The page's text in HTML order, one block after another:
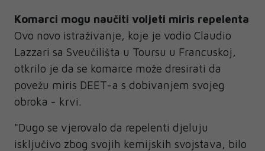
Komarci mogu naučiti voljeti miris repelenta
Ovo novo istraživanje, koje je vodio Claudio
Lazzari sa Sveučilišta u Toursu u Francuskoj,
otkrilo je da se komarce može dresirati da
povežu miris DEET-a s dobivanjem svojeg
obroka - krvi.
"Dugo se vjerovalo da repelenti djeluju
isključivo zbog svojih kemijskih svojstava, bilo